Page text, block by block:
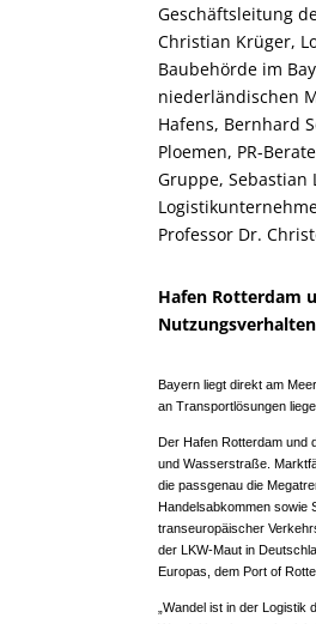
Geschäftsleitung
Christian Krüger,
Baubehörde im
niederländischen
Hafens, Bernhard
Ploemen, PR-
Gruppe,
Professor Dr.
Hafen Rotterdam
Bayern liegt direkt am
an Transportlösungen
Der Hafen Rotterdam und
und Wasserstraße.
die passgenau die
Handelsabkommen sowie
transeuropäischer
der LKW-Maut in
Europas, dem Port of
„Wandel ist in der